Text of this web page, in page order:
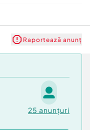
Raportează anunț
25 anunțuri